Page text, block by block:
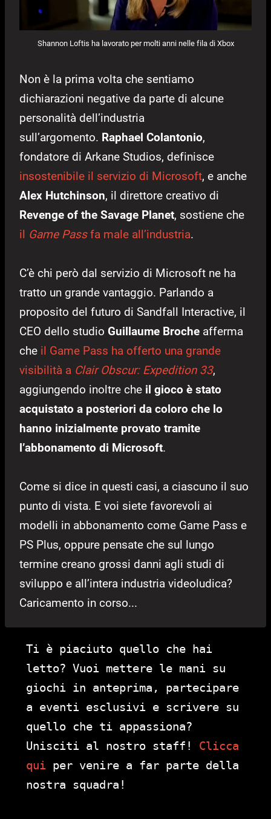
Shannon Loftis ha lavorato per molti anni nelle fila di Xbox
Non è la prima volta che sentiamo
dichiarazioni negative da parte di alcune
personalità dell’industria
sull’argomento. Raphael Colantonio,
fondatore di Arkane Studios, definisce
insostenibile il servizio di Microsoft, e anche
Alex Hutchinson, il direttore creativo di
Revenge of the Savage Planet, sostiene che
il Game Passfa male all’industria.
C’è chi però dal servizio di Microsoft ne ha
tratto un grande vantaggio. Parlando a
proposito del futuro di Sandfall Interactive, il
CEO dello studio Guillaume Broche afferma
che il Game Pass ha offerto una grande
visibilità a Clair Obscur: Expedition 33,
aggiungendo inoltre che il gioco è stato
acquistato a posteriori da coloro che lo
hanno inizialmente provato tramite
l’abbonamento di Microsoft.
Come si dice in questi casi, a ciascuno il suo
punto di vista. E voi siete favorevoli ai
modelli in abbonamento come Game Pass e
PS Plus, oppure pensate che sul lungo
termine creano grossi danni agli studi di
sviluppo e all’intera industria videoludica?
Caricamento in corso...
Ti è piaciuto quello che hai
letto? Vuoi mettere le mani su
giochi in anteprima, partecipare
a eventi esclusivi e scrivere su
quello che ti appassiona?
Unisciti al nostro staff! Clicca
qui per venire a far parte della
nostra squadra!